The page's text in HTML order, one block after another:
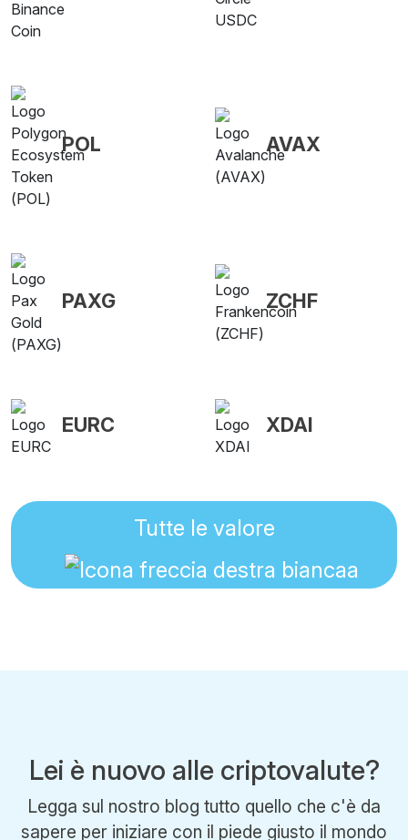
POL AVAX
PAXG ZCHF
EURC XDAI
Tutte le valore
Lei è nuovo alle criptovalute?
Legga sul nostro blog tutto quello che c'è da
sapere per iniziare con il piede giusto il mondo